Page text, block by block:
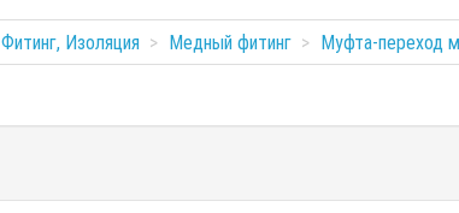
Изоляция Медный фитинг Муфта-переход